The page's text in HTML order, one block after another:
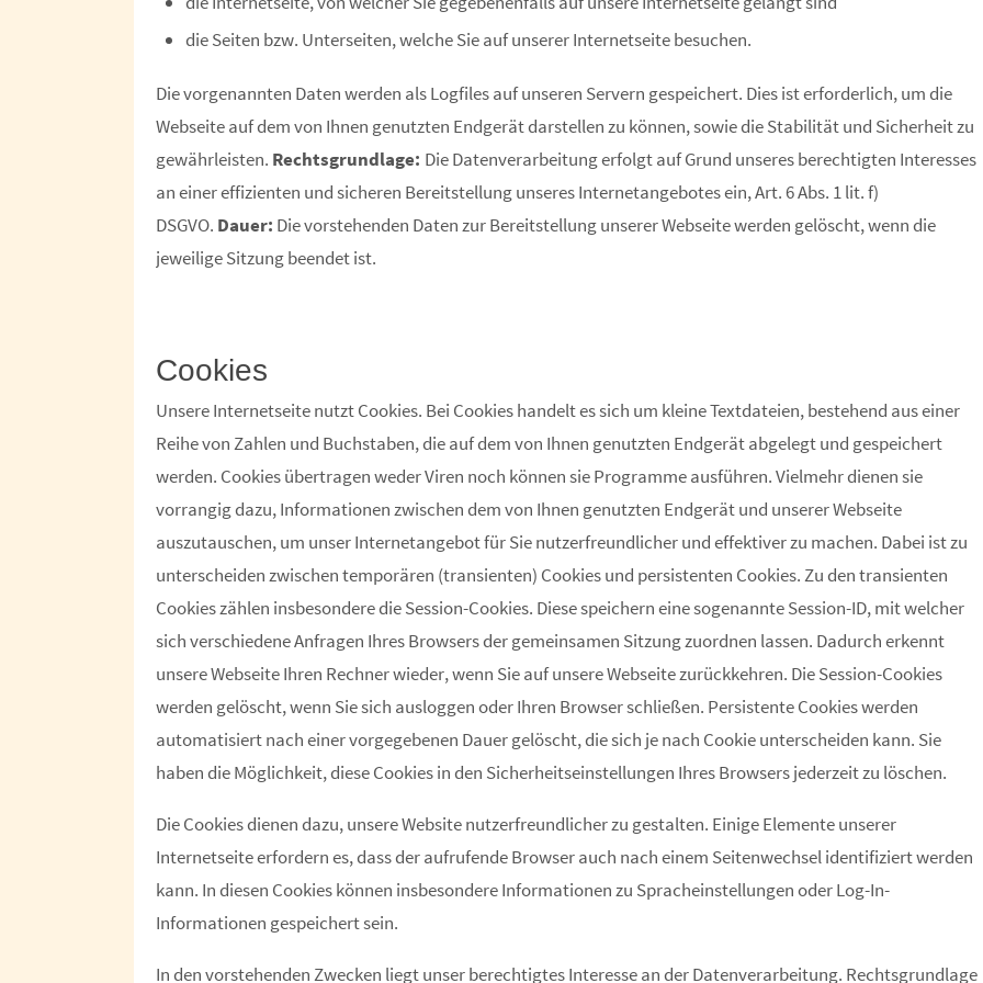
die Seiten bzw. Unterseiten, welche Sie auf unserer Internetseite besuchen.
Die vorgenannten Daten werden als Logfiles auf unseren Servern gespeichert. Dies ist erforderlich, um die
Webseite auf dem von Ihnen genutzten Endgerät darstellen zu können, sowie die Stabilität und Sicherheit zu
gewährleisten. Rechtsgrundlage: Die Datenverarbeitung erfolgt auf Grund unseres berechtigten Interesses
an einer effizienten und sicheren Bereitstellung unseres Internetangebotes ein, Art. 6 Abs. 1 lit. f)
DSGVO. Dauer: Die vorstehenden Daten zur Bereitstellung unserer Webseite werden gelöscht, wenn die
jeweilige Sitzung beendet ist.
Cookies
Unsere Internetseite nutzt Cookies. Bei Cookies handelt es sich um kleine Textdateien, bestehend aus einer
Reihe von Zahlen und Buchstaben, die auf dem von Ihnen genutzten Endgerät abgelegt und gespeichert
werden. Cookies übertragen weder Viren noch können sie Programme ausführen. Vielmehr dienen sie
vorrangig dazu, Informationen zwischen dem von Ihnen genutzten Endgerät und unserer Webseite
auszutauschen, um unser Internetangebot für Sie nutzerfreundlicher und effektiver zu machen. Dabei ist zu
unterscheiden zwischen temporären (transienten) Cookies und persistenten Cookies. Zu den transienten
Cookies zählen insbesondere die Session-Cookies. Diese speichern eine sogenannte Session-ID, mit welcher
sich verschiedene Anfragen Ihres Browsers der gemeinsamen Sitzung zuordnen lassen. Dadurch erkennt
unsere Webseite Ihren Rechner wieder, wenn Sie auf unsere Webseite zurückkehren. Die Session-Cookies
werden gelöscht, wenn Sie sich ausloggen oder Ihren Browser schließen. Persistente Cookies werden
automatisiert nach einer vorgegebenen Dauer gelöscht, die sich je nach Cookie unterscheiden kann. Sie
haben die Möglichkeit, diese Cookies in den Sicherheitseinstellungen Ihres Browsers jederzeit zu löschen.
Die Cookies dienen dazu, unsere Website nutzerfreundlicher zu gestalten. Einige Elemente unserer
Internetseite erfordern es, dass der aufrufende Browser auch nach einem Seitenwechsel identifiziert werden
kann. In diesen Cookies können insbesondere Informationen zu Spracheinstellungen oder Log-In-
Informationen gespeichert sein.
In den vorstehenden Zwecken liegt unser berechtigtes Interesse an der Datenverarbeitung. Rechtsgrundlage